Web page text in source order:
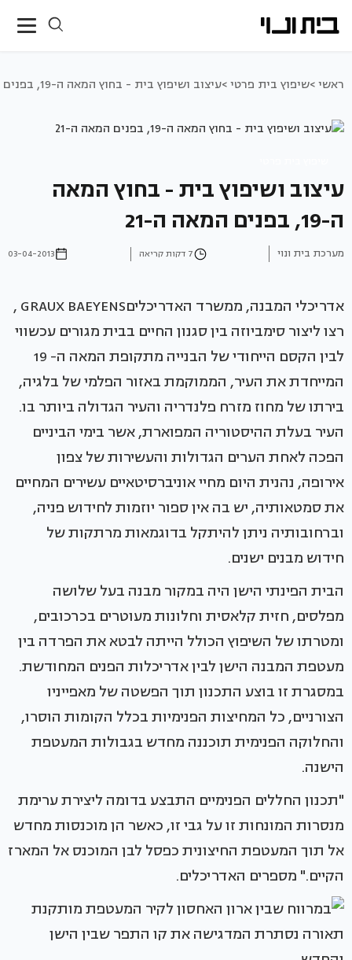
ראשי >שיפוץ בית פרטי >עיצוב ושיפוץ בית - בחוץ המאה ה-19, בפנים המאה ה-21
עיצוב ושיפוץ בית - בחוץ המאה
ה-19, בפנים המאה ה-21
מערכת בית ונוי 7 דקות קריאה 03-04-2013
אדריכלי המבנה, ממשרד האדריכליםGRAUX BAEYENS ,
רצו ליצור סימביוזה בין סגנון החיים בבית מגורים עכשווי
לבין הקסם הייחודי של הבנייה מתקופת המאה ה- 19
המייחדת את העיר, הממוקמת באזור הפלמי של בלגיה,
בירתו של מחוז מזרח פלנדריה והעיר הגדולה ביותר בו.
העיר בעלת ההיסטוריה המפוארת, אשר בימי הביניים
הפכה לאחת הערים הגדולות והעשירות של צפון
אירופה, נהנית היום מחיי אוניברסיטאיים עשירים המחיים
את סמטאותיה, יש בה אין ספור יוזמות לחידוש פניה,
וברחובותיה ניתן להיתקל בדוגמאות מרתקות של
חידוש מבנים ישנים.
הבית הפינתי הישן היה במקור מבנה בעל שלושה
מפלסים, חזית קלאסית וחלונות מעוטרים בכרכובים,
ומטרתו של השיפוץ הכולל הייתה לבטא את הפרדה בין
מעטפת המבנה הישן לבין אדריכלות הפנים המחודשת.
במסגרת זו בוצע התכנון תוך הפשטה של מאפייניו
הצורניים, כל המחיצות הפנימיות בכלל הקומות הוסרו,
והחלוקה הפנימית תוכננה מחדש בגבולות המעטפת
הישנה.
"תכנון החללים הפנימיים התבצע בדומה ליצירת ערימת
מנסרות המונחות זו על גבי זו, כאשר הן מוכנסות מחדש
אל תוך המעטפת החיצונית כפסל לבן המוכנס אל המארז
הקיים." מספרים האדריכלים.